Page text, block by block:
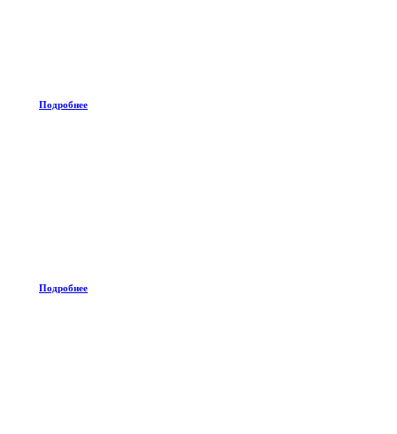
Подробнее
Подробнее